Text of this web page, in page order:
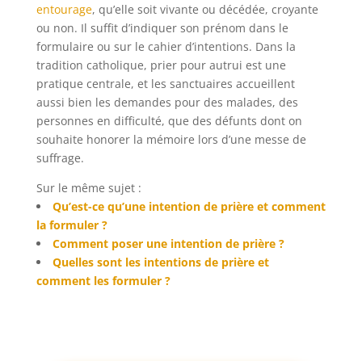
entourage, qu’elle soit vivante ou décédée, croyante
ou non. Il suffit d’indiquer son prénom dans le
formulaire ou sur le cahier d’intentions. Dans la
tradition catholique, prier pour autrui est une
pratique centrale, et les sanctuaires accueillent
aussi bien les demandes pour des malades, des
personnes en difficulté, que des défunts dont on
souhaite honorer la mémoire lors d’une messe de
suffrage.
Sur le même sujet :
Qu’est-ce qu’une intention de prière et comment
la formuler ?
Comment poser une intention de prière ?
Quelles sont les intentions de prière et
comment les formuler ?